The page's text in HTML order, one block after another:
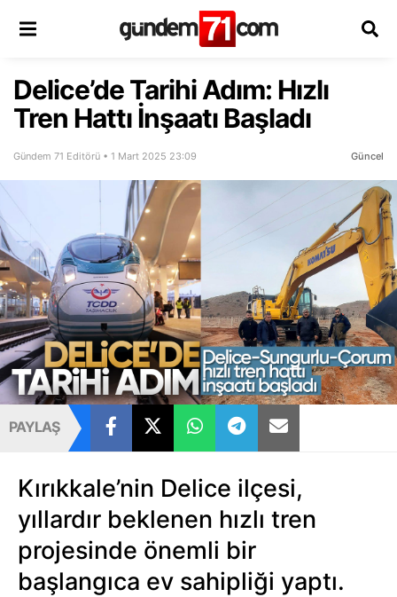
Delice’de Tarihi Adım: Hızlı
Tren Hattı İnşaatı Başladı
Gündem 71 Editörü • 1 Mart 2025 23:09 Güncel
PAYLAŞ
Kırıkkale’nin Delice ilçesi,
yıllardır beklenen hızlı tren
projesinde önemli bir
başlangıca ev sahipliği yaptı.